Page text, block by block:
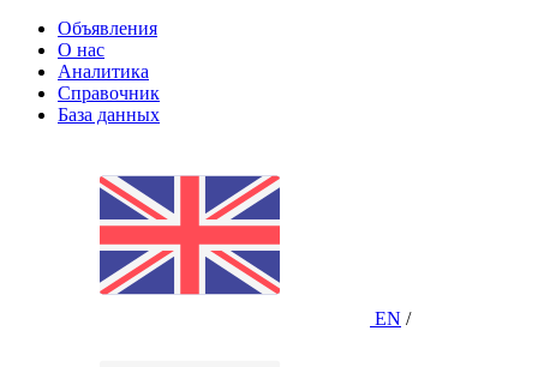
Объявления
О нас
Аналитика
Справочник
База данных
EN /